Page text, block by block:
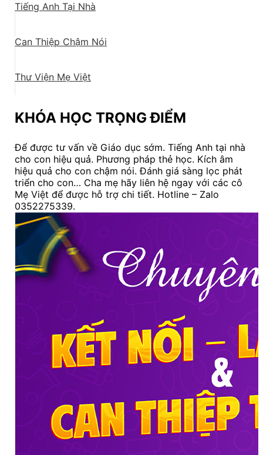
Tiếng Anh Tại Nhà
Can Thiệp Chậm Nói
Thư Viện Mẹ Việt
KHÓA HỌC TRỌNG ĐIỂM
Để được tư vấn về Giáo dục sớm. Tiếng Anh tại nhà
cho con hiệu quả. Phương pháp thẻ học. Kích âm
hiệu quả cho con chậm nói. Đánh giá sàng lọc phát
triển cho con… Cha mẹ hãy liên hệ ngay với các cô
Mẹ Việt để được hỗ trợ chi tiết. Hotline – Zalo
0352275339.